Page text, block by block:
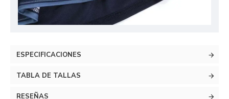
ESPECIFICACIONES
TABLA DE TALLAS
RESEÑAS